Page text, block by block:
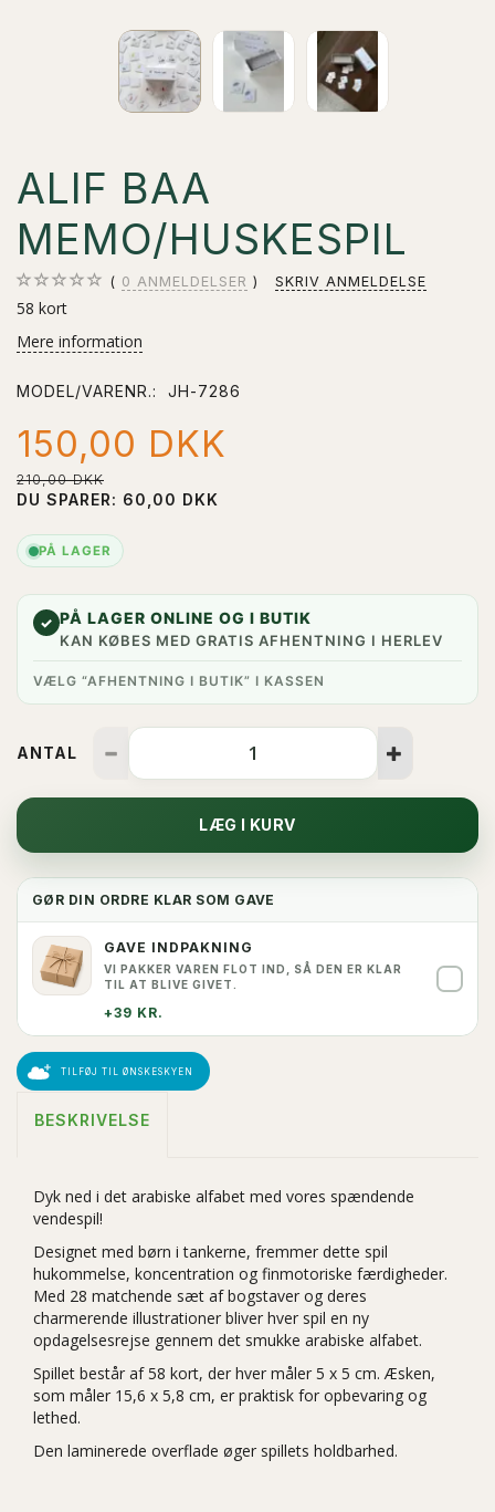
ALIF BAA
MEMO/HUSKESPIL
0 ANMELDELSER SKRIV ANMELDELSE
58 kort
Mere information
MODEL/VARENR.: JH-7286
150,00 DKK
210,00 DKK
DU SPARER: 60,00 DKK
PÅ LAGER
✓ PÅ LAGER ONLINE OG I BUTIK
KAN KØBES MED GRATIS AFHENTNING I HERLEV
VÆLG “AFHENTNING I BUTIK” I KASSEN
ANTAL
LÆG I KURV
GØR DIN ORDRE KLAR SOM GAVE
GAVE INDPAKNING
VI PAKKER VAREN FLOT IND, SÅ DEN ER KLAR
TIL AT BLIVE GIVET.
+39 KR.
TILFØJ TIL ØNSKESKYEN
BESKRIVELSE
Dyk ned i det arabiske alfabet med vores spændende
vendespil!
Designet med børn i tankerne, fremmer dette spil
hukommelse, koncentration og finmotoriske færdigheder.
Med 28 matchende sæt af bogstaver og deres
charmerende illustrationer bliver hver spil en ny
opdagelsesrejse gennem det smukke arabiske alfabet.
Spillet består af 58 kort, der hver måler 5 x 5 cm. Æsken,
som måler 15,6 x 5,8 cm, er praktisk for opbevaring og
lethed.
Den laminerede overflade øger spillets holdbarhed.